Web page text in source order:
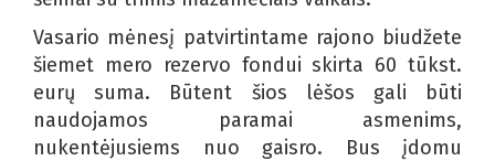
Vasario mėnesį patvirtintame rajono biudžete
šiemet mero rezervo fondui skirta 60 tūkst.
eurų suma. Būtent šios lėšos gali būti
naudojamos paramai asmenims,
nukentėjusiems nuo gaisro. Bus įdomu